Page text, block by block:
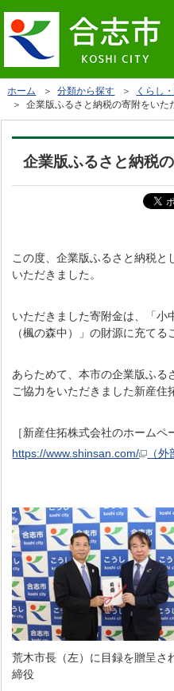
ホーム ＞分類から探す ＞ くらし
＞ 企業版ふるさと納税の寄附をいた
企業版ふるさと納税
この度、企業版ふるさと納税と
いただきました。
いただきました寄附金は、「小
（楓の森中）」の財源に充てる
あらためて、本市の企業版ふる
ご協力をいただきました新産住
［新産住拓株式会社のホームペ
https://www.shinsan.com/
（
荒木市長（左）に目録を贈呈さ
締役